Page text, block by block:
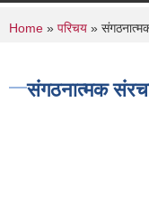
You are
Home » परिचय »
संगठनात्मक